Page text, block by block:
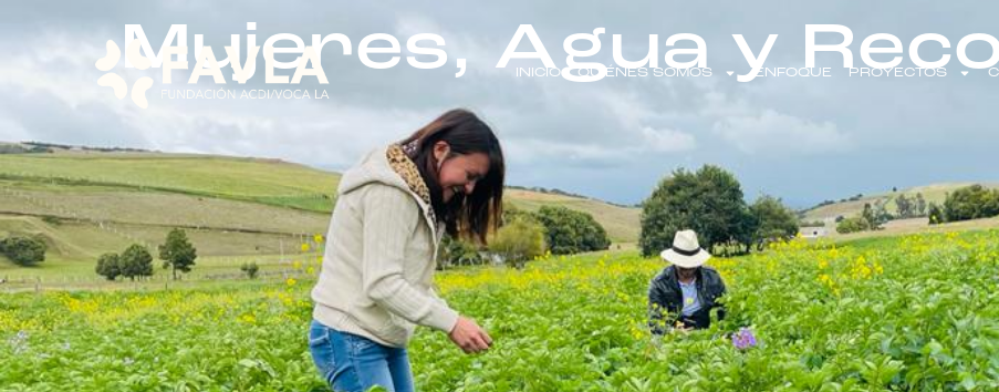
INICIO QUIÉNES SOMOS ENFOQUE PROYECTOS
Mujeres, Agua y